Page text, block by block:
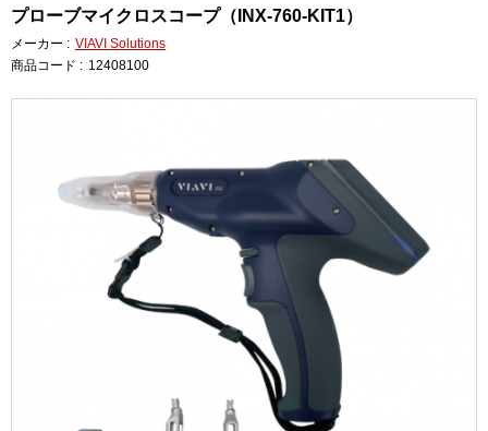
プローブマイクロスコープ（INX-760-KIT1）
メーカー : VIAVI Solutions
商品コード : 12408100